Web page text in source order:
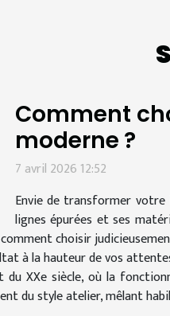
Comment
moderne ?
7 avril 2026 12:52
Envie de transformer votre
lignes épurées et ses
choisir
à la hauteur de vos
du XXe siècle, où la
du style atelier, mêlant